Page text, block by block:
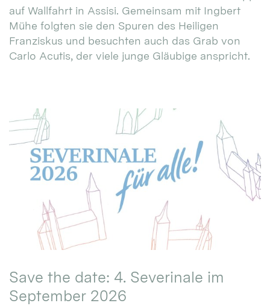
auf Wallfahrt in Assisi. Gemeinsam mit Ingbert
Mühe folgten sie den Spuren des Heiligen
Franziskus und besuchten auch das Grab von
Carlo Acutis, der viele junge Gläubige anspricht.
Save the date: 4. Severinale im
September 2026